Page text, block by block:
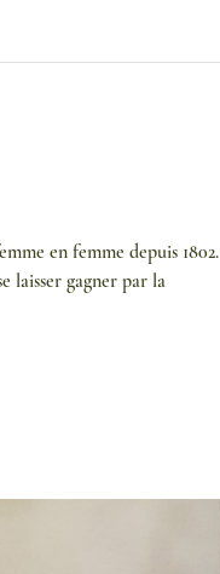
en femme depuis 1802.
laisser gagner par la